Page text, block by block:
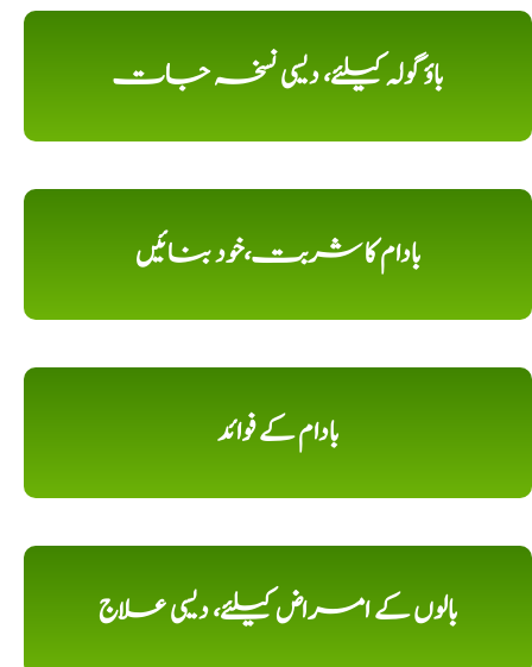
باؤ گولہ کیلئے، دیسی نسخہ جات
بادام کا شربت،خود بنائیں
بادام کے فوائد
بالوں کے امراض کیلئے، دیسی علاج